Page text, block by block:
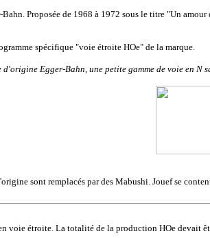
Proposée de 1968 à 1972 sous le titre "Un
spécifique "voie étroite HOe" de la marque.
Egger-Bahn, une petite gamme de voie en N
sont remplacés par des Mabushi. Jouef se
voie étroite. La totalité de la production HOe devait